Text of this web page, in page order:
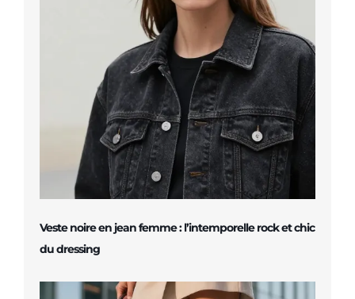
Veste noire en jean femme : l’intemporelle rock et chic
du dressing